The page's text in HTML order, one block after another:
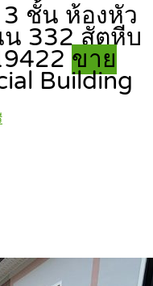
ชั้น ห้องหัว
332 สัตหีบ
ขาย
Building